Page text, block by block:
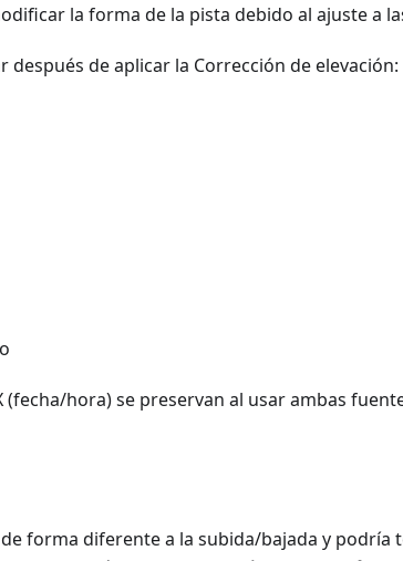
la forma de la pista debido al ajuste a
después de aplicar la Corrección de elevación:
(fecha/hora) se preservan al usar ambas
forma diferente a la subida/bajada y podría